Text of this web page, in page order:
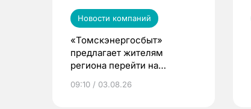
Новости компаний
«Томскэнергосбыт»
предлагает жителям
региона перейти на
выиграть призы
09:10 / 03.08.26